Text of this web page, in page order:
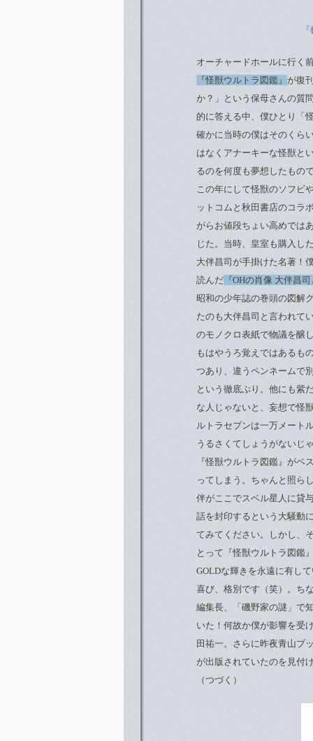
オーチャードホールに行く
『怪獣ウルトラ図鑑』 が復
か？」という保母さんの質
的に答える中、僕ひとり「
確かに当時の僕はそのくら
はなくアナーキーな怪獣と
るのを何度も夢想したもの
この年にして怪獣のソフビ
ットコムと秋田書店のコラ
がらお値段ちょい高めでは
じた。当時、皇室も購入し
大伴昌司が手掛けた名著！
読んだ 『OHの肖像 大伴昌
昭和の少年誌の巻頭の図解
たのも大伴昌司と言われて
のモノクロ表紙で物議を醸
もはやうろ覚えではあるも
つあり、違うペンネームで
という徹底ぶり。他にも紫
な人じゃないと、妄想で怪
ルトラセブンは一万メート
うるさくてしょうがないじ
『怪獣ウルトラ図鑑』が
ってしまう。ちゃんと照ら
伴がここでスベル星人に貸
話を封印するという大騒動
てみてください。しかし、
とって『怪獣ウルトラ図鑑
GOLDな輝きを永遠に有し
喜び、格別です（笑）。ち
編集長、「磯野家の謎」で
いた！何故か僕が影響を受
田祐一。さらに昨夜青山ブ
が出版されていたのを見付
（つづく）